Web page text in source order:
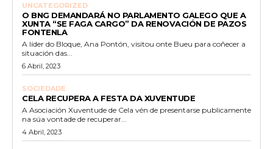
UNCATEGORIZED
O BNG DEMANDARÁ NO PARLAMENTO GALEGO QUE A
XUNTA “SE FAGA CARGO” DA RENOVACIÓN DE PAZOS
FONTENLA
A líder do Bloque, Ana Pontón, visitou onte Bueu para coñecer a
situación das...
6 Abril, 2023
SOCIEDADE
CELA RECUPERA A FESTA DA XUVENTUDE
A Asociación Xuventude de Cela vén de presentarse publicamente
na súa vontade de recuperar...
4 Abril, 2023